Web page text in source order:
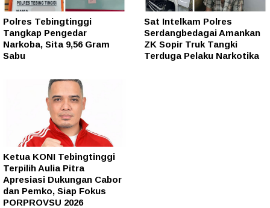
Polres Tebingtinggi
Tangkap Pengedar
Narkoba, Sita 9,56 Gram
Sabu
Sat Intelkam Polres
Serdangbedagai Amankan
ZK Sopir Truk Tangki
Terduga Pelaku Narkotika
Ketua KONI Tebingtinggi
Terpilih Aulia Pitra
Apresiasi Dukungan Cabor
dan Pemko, Siap Fokus
PORPROVSU 2026